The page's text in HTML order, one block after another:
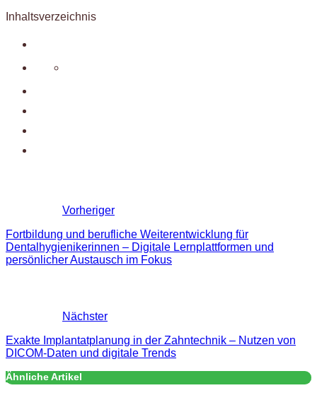
Inhaltsverzeichnis
Vorheriger
Fortbildung und berufliche Weiterentwicklung für
Dentalhygienikerinnen – Digitale Lernplattformen und
persönlicher Austausch im Fokus
Nächster
Exakte Implantatplanung in der Zahntechnik – Nutzen von
DICOM-Daten und digitale Trends
Ähnliche Artikel